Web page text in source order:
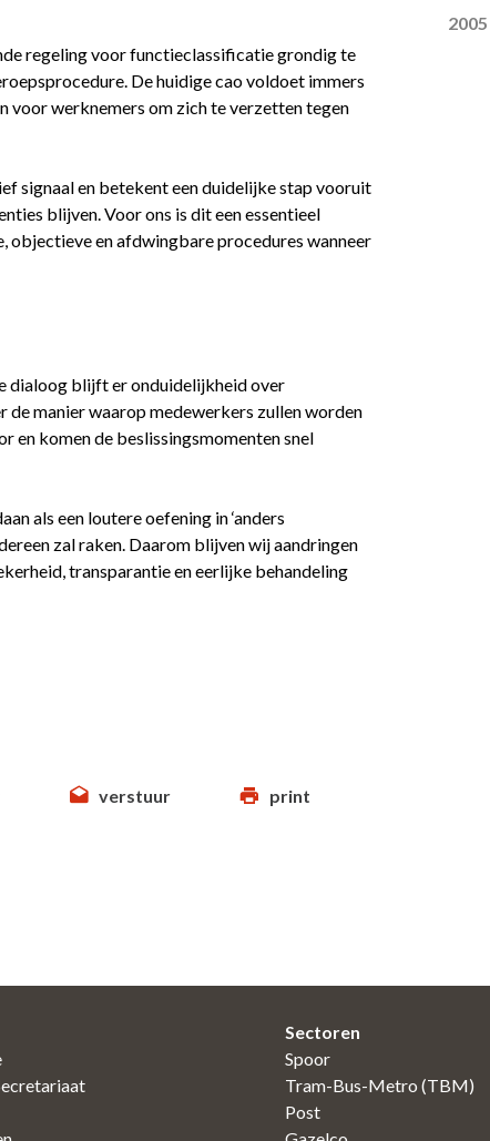
regeling voor functieclassificatie grondig te
De huidige cao voldoet immers
voor werknemers om zich te verzetten tegen
signaal en betekent een duidelijke stap vooruit
blijven. Voor ons is dit een essentieel
objectieve en afdwingbare procedures wanneer
dialoog blijft er onduidelijkheid over
manier waarop medewerkers zullen worden
en komen de beslissingsmomenten snel
als een loutere oefening in ‘anders
zal raken. Daarom blijven wij aandringen
transparantie en eerlijke behandeling
verstuur print
2005
Sectoren
Spoor
Tram-Bus-Metro (TBM)
Post